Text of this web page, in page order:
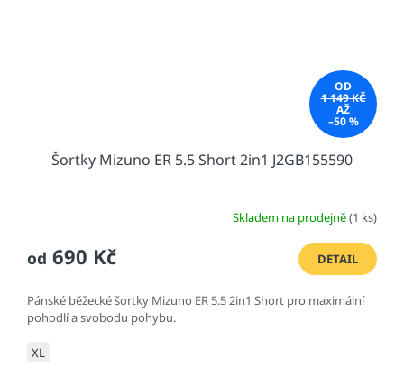
OD
1 149 KČ
AŽ
–50 %
Šortky Mizuno ER 5.5 Short 2in1 J2GB155590
Skladem na prodejně(1 ks)
od 690 Kč DETAIL
Pánské běžecké šortky Mizuno ER 5.5 2in1 Short pro maximální
pohodlí a svobodu pohybu.
XL